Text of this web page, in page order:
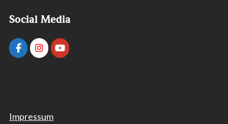
Social Media
Impressum